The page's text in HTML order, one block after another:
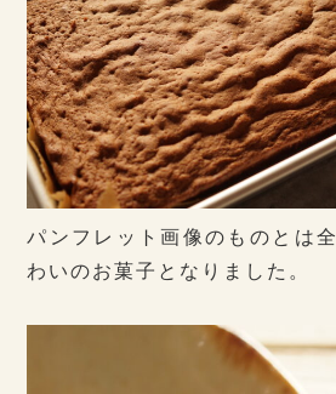
パンフレット画像のものとは
わいのお菓子となりました。